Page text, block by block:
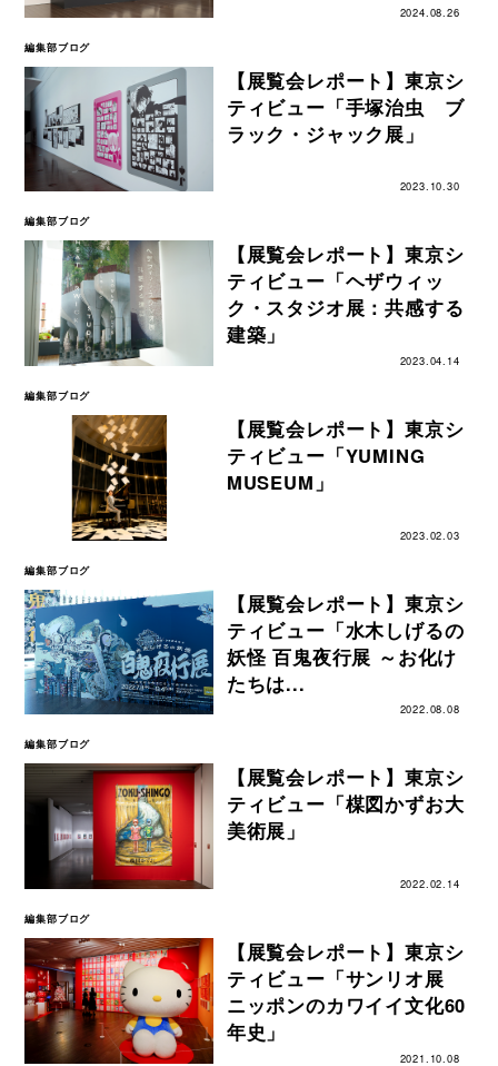
2024.08.26
編集部ブログ
【展覧会レポート】東京シ
ティビュー「手塚治虫 ブ
ラック・ジャック展」
2023.10.30
編集部ブログ
【展覧会レポート】東京シ
ティビュー「ヘザウィッ
ク・スタジオ展：共感する
建築」
2023.04.14
編集部ブログ
【展覧会レポート】東京シ
ティビュー「YUMING
MUSEUM」
2023.02.03
編集部ブログ
【展覧会レポート】東京シ
ティビュー「水木しげるの
妖怪 百鬼夜行展 ～お化け
たちは...
2022.08.08
編集部ブログ
【展覧会レポート】東京シ
ティビュー「楳図かずお大
美術展」
2022.02.14
編集部ブログ
【展覧会レポート】東京シ
ティビュー「サンリオ展
ニッポンのカワイイ文化60
年史」
2021.10.08